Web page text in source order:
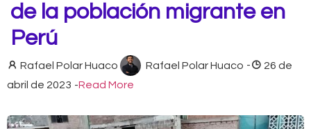
de la población migrante en
Perú
Rafael Polar Huaco Rafael Polar Huaco -
26 de
abril de 2023 -Read More